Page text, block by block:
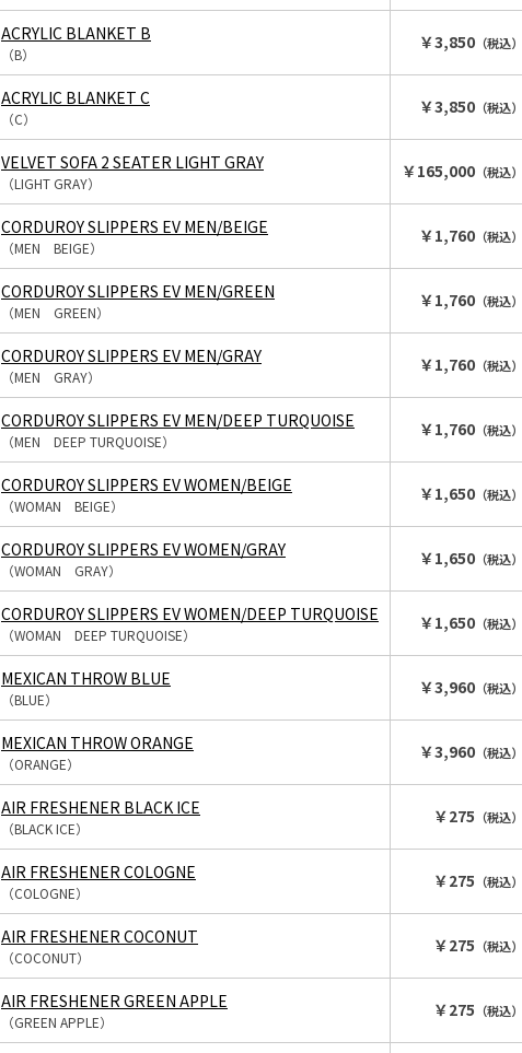
ACRYLIC BLANKET B
（B）
￥3,850 （税込）
ACRYLIC BLANKET C
（C）
￥3,850 （税込）
VELVET SOFA 2 SEATER LIGHT GRAY
（LIGHT GRAY）
￥165,000 （税込）
CORDUROY SLIPPERS EV MEN/BEIGE
（MEN BEIGE）
￥1,760 （税込）
CORDUROY SLIPPERS EV MEN/GREEN
（MEN GREEN）
￥1,760 （税込）
CORDUROY SLIPPERS EV MEN/GRAY
（MEN GRAY）
￥1,760 （税込）
CORDUROY SLIPPERS EV MEN/DEEP TURQUOISE
（MEN DEEP TURQUOISE）
￥1,760 （税込）
CORDUROY SLIPPERS EV WOMEN/BEIGE
（WOMAN BEIGE）
￥1,650 （税込）
CORDUROY SLIPPERS EV WOMEN/GRAY
（WOMAN GRAY）
￥1,650 （税込）
CORDUROY SLIPPERS EV WOMEN/DEEP TURQUOISE
（WOMAN DEEP TURQUOISE）
￥1,650 （税込）
MEXICAN THROW BLUE
（BLUE）
￥3,960 （税込）
MEXICAN THROW ORANGE
（ORANGE）
￥3,960 （税込）
AIR FRESHENER BLACK ICE
（BLACK ICE）
￥275 （税込）
AIR FRESHENER COLOGNE
（COLOGNE）
￥275 （税込）
AIR FRESHENER COCONUT
（COCONUT）
￥275 （税込）
AIR FRESHENER GREEN APPLE
（GREEN APPLE）
￥275 （税込）